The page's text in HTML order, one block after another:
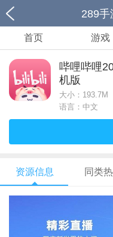
289手
首页 游戏
哔哩哔哩
机版
大小： 193.7M
语言：中文
资源信息 同类